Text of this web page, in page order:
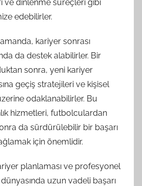
ve dinlenme süreçleri gibi
edebilirler.
kariyer sonrası
da destek alabilirler. Bir
sonra, yeni kariyer
geçiş stratejileri ve kişisel
odaklanabilirler. Bu
hizmetleri, futbolculardan
da sürdürülebilir bir başarı
için önemlidir.
planlaması ve profesyonel
uzun vadeli başarı